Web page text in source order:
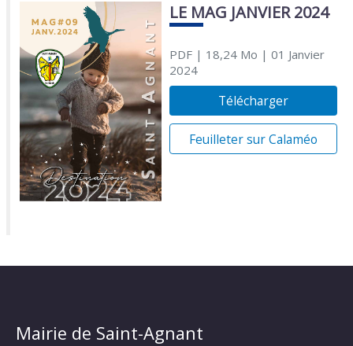
LE MAG JANVIER 2024
PDF| 18,24 Mo | 01 Janvier
2024
Télécharger
Feuilleter sur Calaméo
Mairie de Saint-Agnant